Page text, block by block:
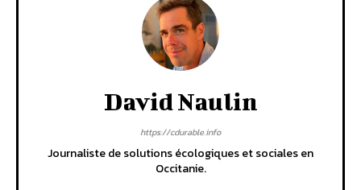
David Naulin
https://cdurable.info
Journaliste de solutions écologiques et sociales en
Occitanie.